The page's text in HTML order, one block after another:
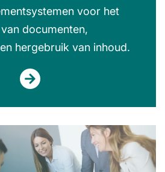
voor het
documenten,
hergebruik van inhoud.